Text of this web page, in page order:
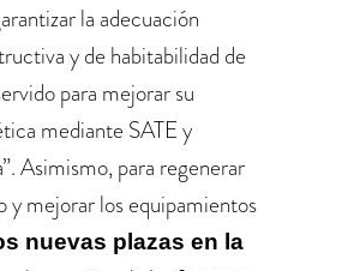
la adecuación
y de habitabilidad de
para mejorar su
mediante SATE y
Asimismo, para regenerar
y mejorar los equipamientos
nuevas plazas en la